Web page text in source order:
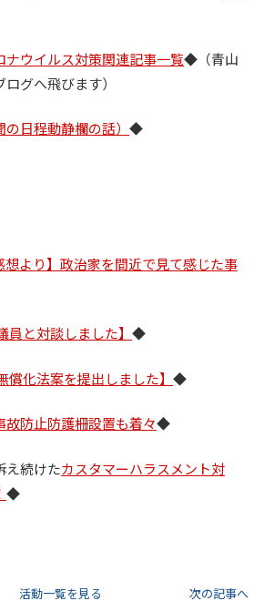
ナウイルス対策関連記事一覧◆（青山
グへ飛びます）
日程動静欄の話） ◆
想より】政治家を間近で見て感じた事
員と対談しました】 ◆
償化法案を提出しました】 ◆
防止防護柵設置も着々◆
続けたカスタマーハラスメント対
◆
活動一覧を見る 次の記事へ